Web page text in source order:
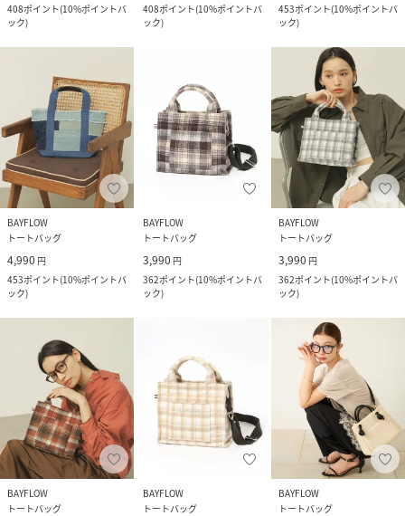
408ポイント(10%ポイントバ
ック)
408ポイント(10%ポイントバ
ック)
453ポイント(10%ポイントバ
ック)
BAYFLOW
トートバッグ
4,990 円
453ポイント(10%ポイントバ
ック)
BAYFLOW
トートバッグ
3,990 円
362ポイント(10%ポイントバ
ック)
BAYFLOW
トートバッグ
3,990 円
362ポイント(10%ポイントバ
ック)
BAYFLOW
トートバッグ
BAYFLOW
トートバッグ
BAYFLOW
トートバッグ